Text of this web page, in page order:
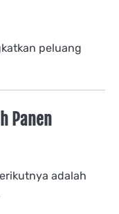
peluang
Panen
adalah